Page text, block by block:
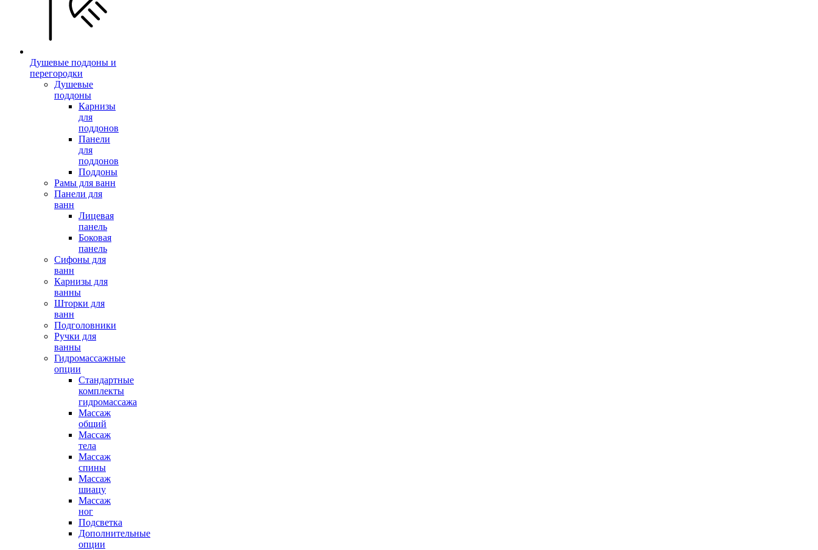
Душевые поддоны и
перегородки
Душевые
поддоны
Карнизы
для
поддонов
Панели
для
поддонов
Поддоны
Рамы для ванн
Панели для
ванн
Лицевая
панель
Боковая
панель
Сифоны для
ванн
Карнизы для
ванны
Шторки для
ванн
Подголовники
Ручки для
ванны
Гидромассажные
опции
Стандартные
комплекты
гидромассажа
Массаж
общий
Массаж
тела
Массаж
спины
Массаж
шиацу
Массаж
ног
Подсветка
Дополнительные
опции